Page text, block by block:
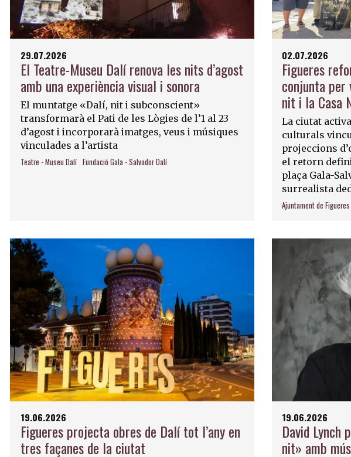
29.07.2026
El Teatre-Museu Dalí renova les nits d’agost
amb una experiència visual i sonora
El muntatge «Dalí, nit i subconscient»
transformarà el Pati de les Lògies de l’1 al 23
d’agost i incorporarà imatges, veus i músiques
vinculades a l’artista
Teatre - Museu Dalí Fundació Gala - Salvador Dalí
02.07.2026
Figueres
conjunta per
nit i la Casa
La ciutat
culturals
projeccions
el retorn
plaça Gala-
surrealista
Ajuntament de Figueres
19.06.2026
Figueres projecta obres de Dalí tot l’any en
tres façanes de la ciutat
19.06.2026
David Lynch
nit» amb